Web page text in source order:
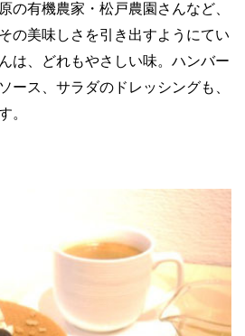
の有機農家・松戸農園さんなど、
の美味しさを引き出すようにてい
は、どれもやさしい味。ハンバー
ース、サラダのドレッシングも、
。